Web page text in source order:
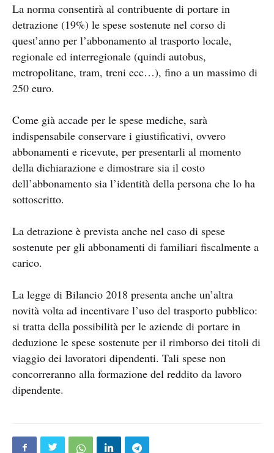
La norma consentirà al contribuente di portare in
detrazione (19%) le spese sostenute nel corso di
quest’anno per l’abbonamento al trasporto locale,
regionale ed interregionale (quindi autobus,
metropolitane, tram, treni ecc…), fino a un massimo di
250 euro.
Come già accade per le spese mediche, sarà
indispensabile conservare i giustificativi, ovvero
abbonamenti e ricevute, per presentarli al momento
della dichiarazione e dimostrare sia il costo
dell’abbonamento sia l’identità della persona che lo ha
sottoscritto.
La detrazione è prevista anche nel caso di spese
sostenute per gli abbonamenti di familiari fiscalmente a
carico.
La legge di Bilancio 2018 presenta anche un’altra
novità volta ad incentivare l’uso del trasporto pubblico:
si tratta della possibilità per le aziende di portare in
deduzione le spese sostenute per il rimborso dei titoli di
viaggio dei lavoratori dipendenti. Tali spese non
concorreranno alla formazione del reddito da lavoro
dipendente.